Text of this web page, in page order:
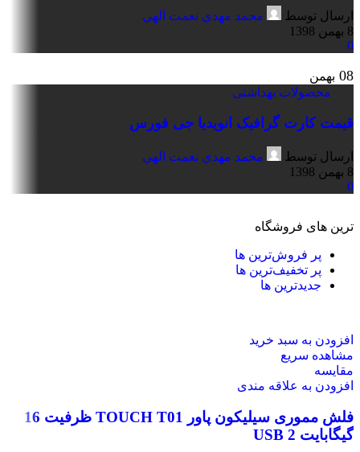
ارسال توسط
محمد مهدي نعمت الهي
8 بهمن 1398
0
08 بهمن
محصولات بهداشتی
قیمت کارت گرافیک انویدیا جی فورس
ارسال توسط
محمد مهدي نعمت الهي
8 بهمن 1398
0
ترین های فروشگاه
پر فروش‌ترین ها
پر تخفیف‌ترین ها
جدیدترین ها
افزودن به سبد خرید
مشاهده سریع
مقایسه
افزودن به علاقه مندی
فلش مموری سیلیکون پاور TOUCH T01 ظرفیت 16
گیگابایت USB 2